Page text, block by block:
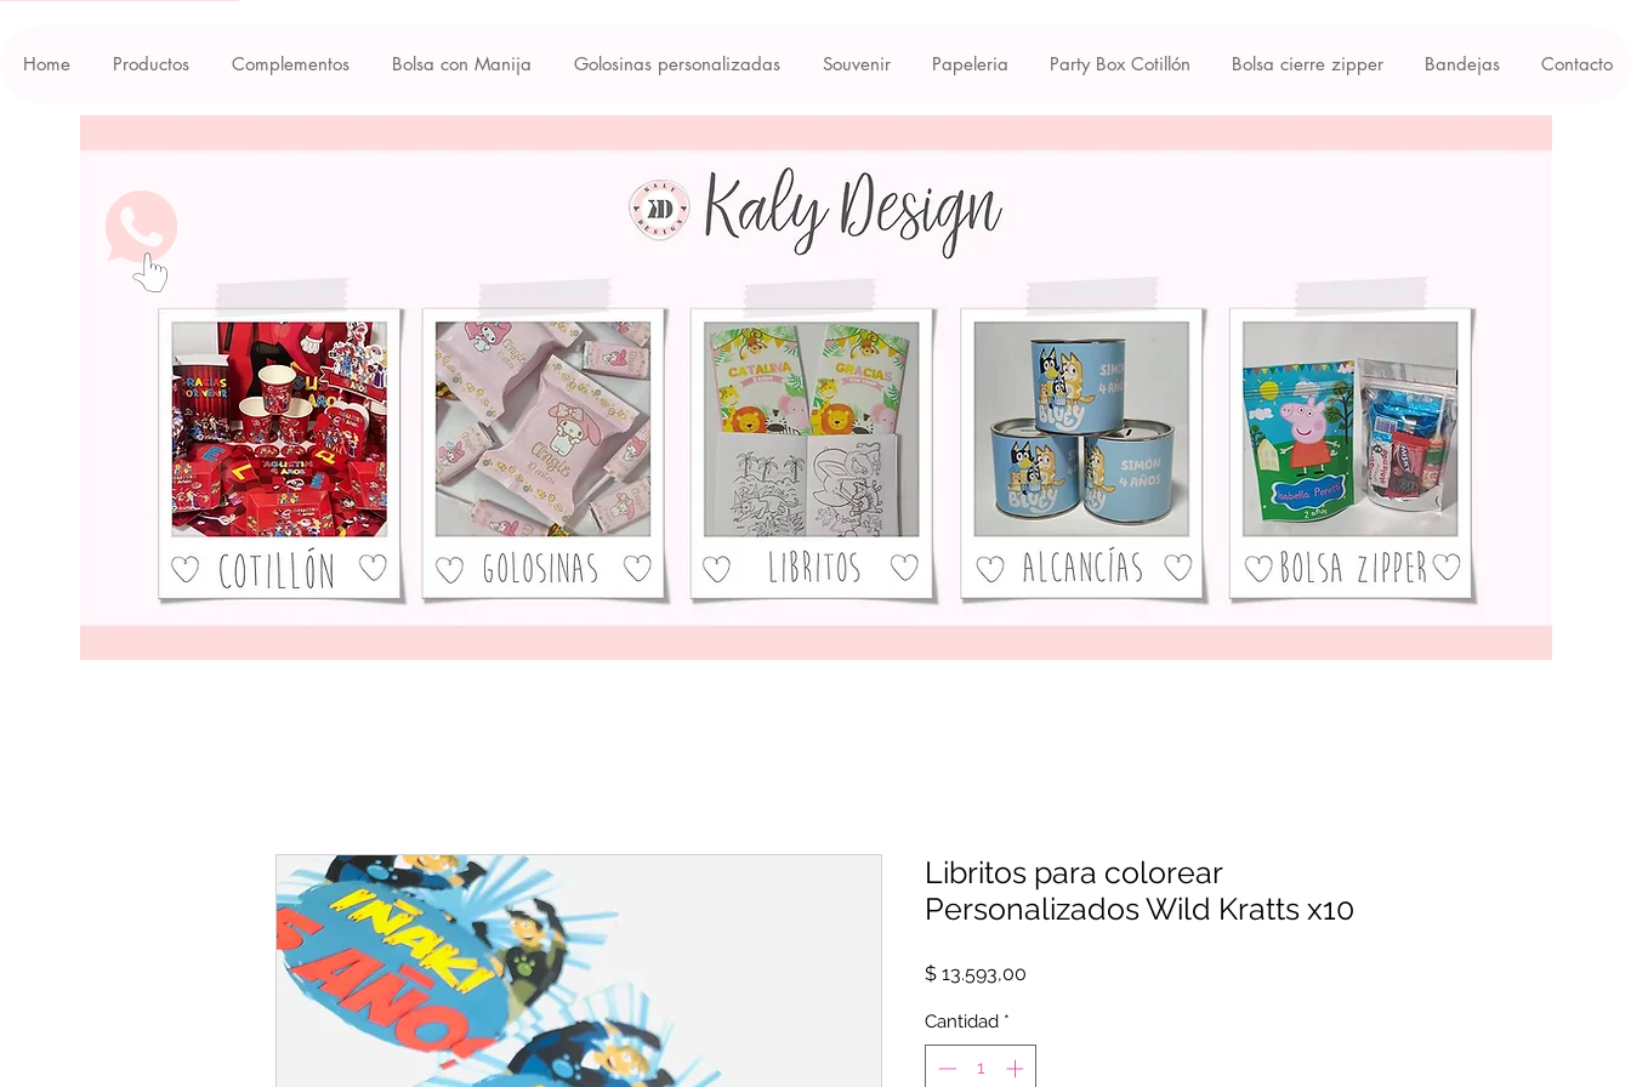
Home Productos Complementos Bolsa con Manija Golosinas personalizadas Souvenir Papeleria Party Box Cotillón Bolsa cierre zipper Bandejas Contacto
Libritos para colorear
Personalizados Wild Kratts x10
$ 13.593,00
Cantidad *